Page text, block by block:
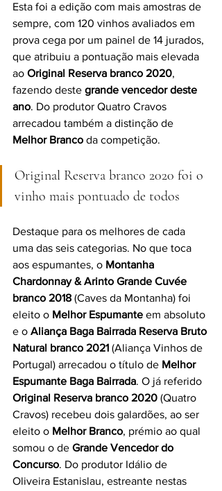
Esta foi a edição com mais amostras de
sempre, com 120 vinhos avaliados em
prova cega por um painel de 14 jurados,
que atribuiu a pontuação mais elevada
ao Original Reserva branco 2020,
fazendo deste grande vencedor deste
ano. Do produtor Quatro Cravos
arrecadou também a distinção de
Melhor Branco da competição.
Original Reserva branco 2020 foi o
vinho mais pontuado de todos
Destaque para os melhores de cada
uma das seis categorias. No que toca
aos espumantes, o Montanha
Chardonnay & Arinto Grande Cuvée
branco 2018 (Caves da Montanha) foi
eleito o Melhor Espumante em absoluto
e o Aliança Baga Bairrada Reserva Bruto
Natural branco 2021 (Aliança Vinhos de
Portugal) arrecadou o título de Melhor
Espumante Baga Bairrada. O já referido
Original Reserva branco 2020 (Quatro
Cravos) recebeu dois galardões, ao ser
eleito o Melhor Branco, prémio ao qual
somou o de Grande Vencedor do
Concurso. Do produtor Idálio de
Oliveira Estanislau, estreante nestas